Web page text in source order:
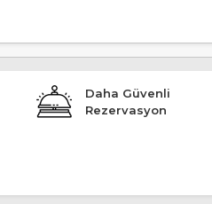
Daha Güvenli
Rezervasyon